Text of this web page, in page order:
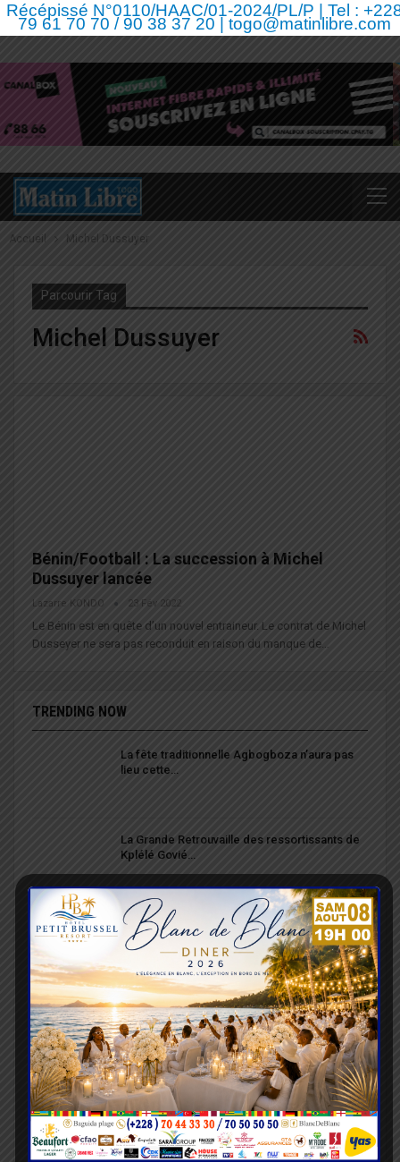
Récépissé N°0110/HAAC/01-2024/PL/P | Tel :
79 61 70 70 / 90 38 37 20 | togo@matinlibre.com
Accueil Michel Dussuyer
Parcourir Tag
Michel Dussuyer
Bénin/Football : La succession à Michel
Dussuyer lancée
Lazarre KONDO 23 Fév 2022
Le Bénin est en quête d’un nouvel entraineur. Le contrat de Michel
Dusseyer ne sera pas reconduit en raison du manque de…
TRENDING NOW
La fête traditionnelle Agbogboza n’aura pas
lieu cette…
La Grande Retrouvaille des ressortissants de
Kplélé Govié…
Togo : la carte professionnelle désormais
obligatoire pour…
Inondations : le gouvernement débloque 1,14
milliard FCFA…
BB Lomé étoffe sa gamme avec le lancement
d’IMPÉRIAL TONIC